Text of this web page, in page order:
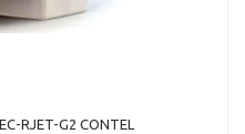
RJET-G2 CONTEL